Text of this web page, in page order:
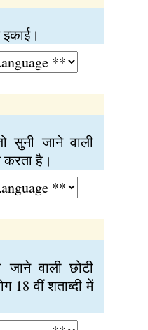
जाने वाली
करता है।
वाली छोटी
18 वीं शताब्दी में